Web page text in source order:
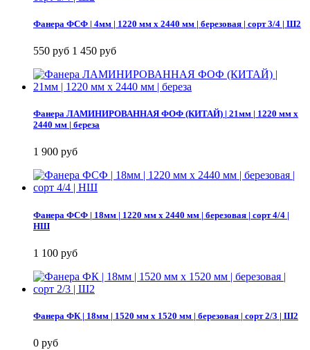
Фанера ФСФ | 4мм | 1220 мм х 2440 мм | березовая | сорт 3/4 | Ш2
550 руб 1 450 руб
Фанера ЛАМИНИРОВАННАЯ ФОФ (КИТАЙ) | 21мм | 1220 мм х
2440 мм | береза
1 900 руб
Фанера ФСФ | 18мм | 1220 мм х 2440 мм | березовая | сорт 4/4 |
НШ
1 100 руб
Фанера ФК | 18мм | 1520 мм х 1520 мм | березовая | сорт 2/3 | Ш2
0 руб